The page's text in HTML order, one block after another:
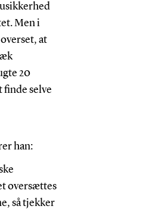
Men i
at
20
selve
han:
oversættes
så tjekker